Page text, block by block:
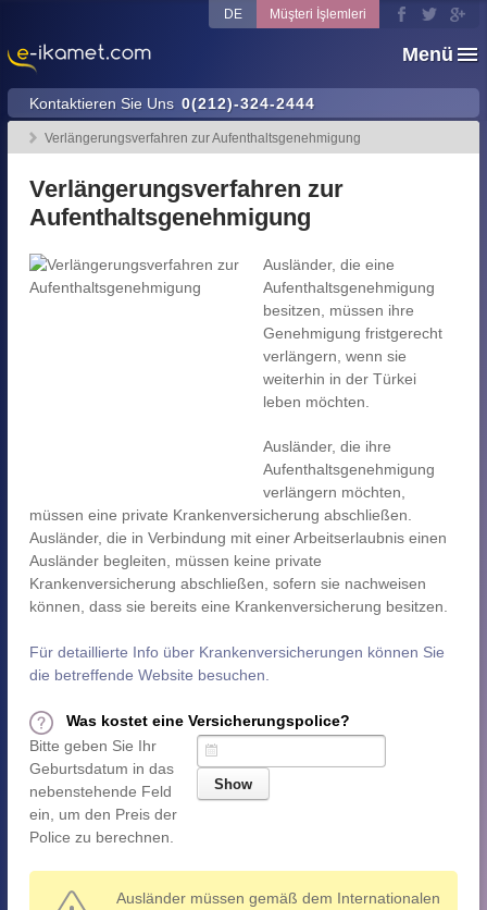
Menü
Kontaktieren Sie Uns 0(212)-324-2444
DE Müşteri İşlemleri
Verlängerungsverfahren zur Aufenthaltsgenehmigung
Verlängerungsverfahren zur
Aufenthaltsgenehmigung
Ausländer, die eine
Aufenthaltsgenehmigung
besitzen, müssen ihre
Genehmigung fristgerecht
verlängern, wenn sie
weiterhin in der Türkei
leben möchten.
Ausländer, die ihre
Aufenthaltsgenehmigung
verlängern möchten,
müssen eine private Krankenversicherung abschließen.
Ausländer, die in Verbindung mit einer Arbeitserlaubnis einen
Ausländer begleiten, müssen keine private
Krankenversicherung abschließen, sofern sie nachweisen
können, dass sie bereits eine Krankenversicherung besitzen.
Für detaillierte Info über Krankenversicherungen können Sie
die betreffende Website besuchen.
Was kostet eine Versicherungspolice?
Bitte geben Sie Ihr
Geburtsdatum in das
nebenstehende Feld
ein, um den Preis der
Police zu berechnen.
Ausländer müssen gemäß dem Internationalen